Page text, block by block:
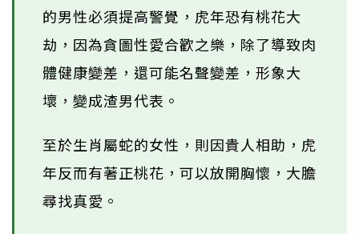
的男性必須提高警覺，虎年恐有桃花大
劫，因為貪圖性愛合歡之樂，除了導致肉
體健康變差，還可能名聲變差，形象大
壞，變成渣男代表。
至於生肖屬蛇的女性，則因貴人相助，虎
年反而有著正桃花，可以放開胸懷，大膽
尋找真愛。